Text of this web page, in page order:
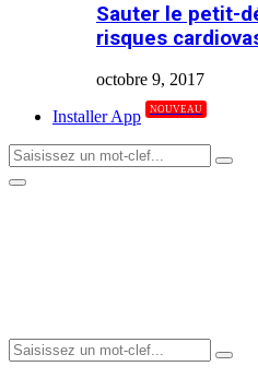
Sauter le petit-
risques
octobre 9, 2017
Installer App
NOUVEAU
Search
for:
Primary
Search
for: